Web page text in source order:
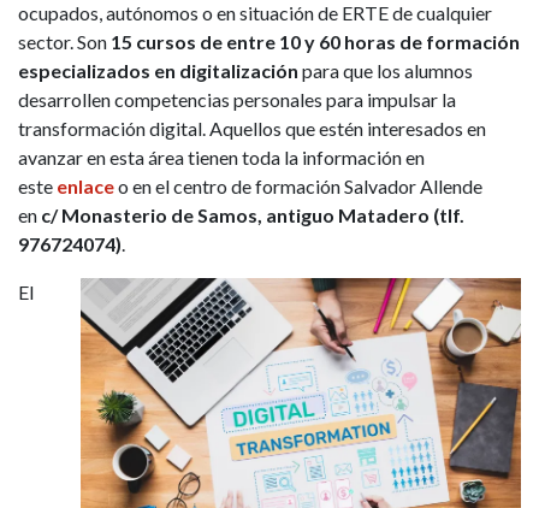
ocupados, autónomos o en situación de ERTE de cualquier
sector. Son 15 cursos de entre 10 y 60 horas de formación
especializados en digitalización para que los alumnos
desarrollen competencias personales para impulsar la
transformación digital. Aquellos que estén interesados en
avanzar en esta área tienen toda la información en
este enlaceo en el centro de formación Salvador Allende
en c/ Monasterio de Samos, antiguo Matadero (tlf.
976724074).
El